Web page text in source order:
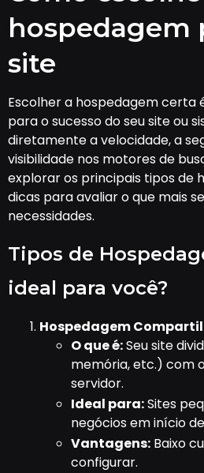
hospedagem
site
Escolher a hospedagem certa
para o sucesso do seu site ou
diretamente a velocidade, a
visibilidade nos motores de
explorar os principais tipos de
dicas para avaliar o que mais
necessidades.
Tipos de
ideal para você?
Hospedagem
O que é:Seu site
memória, etc.) com
servidor.
Ideal para:Sites
negócios em início
Vantagens: Baixo
configurar.